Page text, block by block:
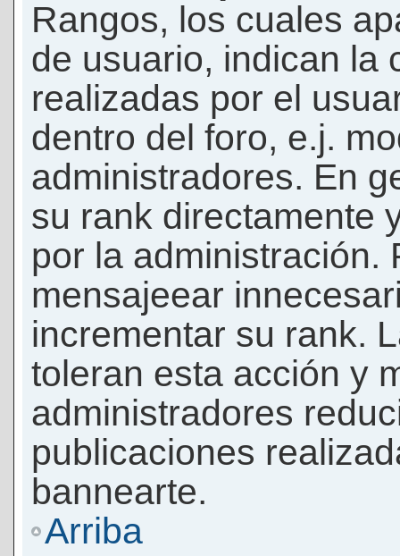
Rangos, los cuales
de usuario, indican la
realizadas por el
dentro del foro, e.j.
administradores. En
su rank directamente
por la administración.
mensajeear
incrementar su rank.
toleran esta acción y
administradores
publicaciones
bannearte.
Arriba